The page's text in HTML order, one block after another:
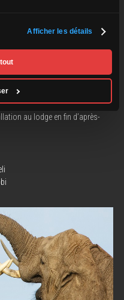
Afficher les détails
à 5 895 m, ce parc
de safari du Kenya. Réputé
troupeaux d’éléphants
En route,
pour son concept unique et
au lodge en fin d’après-